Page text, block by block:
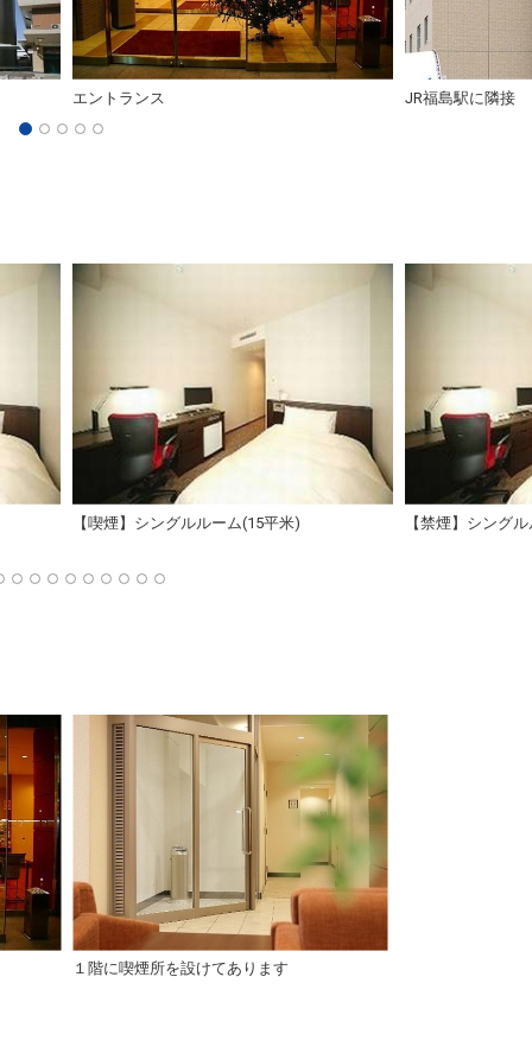
エントランス JR福島駅に隣接
【喫煙】シングルルーム(15平米) 【禁煙】シング
１階に喫煙所を設けてあります